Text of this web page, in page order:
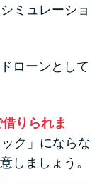
ミュレーショ
ローンとして
りられま
ク」にならな
しましょう。